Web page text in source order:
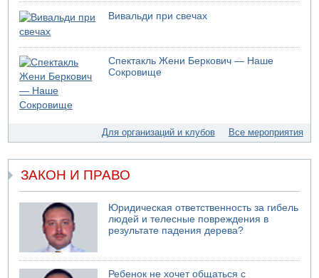
БАГАЦ отказался заморозить лишение налоговых льгот
для уклонистов-харедим
В Иерусалиме водитель врезался в забор и серьезно
пострадал
07.08.2026 13:47
Ливанская армия сообщила о ранении солдата
Моджтаба Хаменеи в плохом состоянии
Вивальди при свечах
Спектакль Жени Беркович — Наше
Сокровище
Для организаций и клубов Все мероприятия
ЗАКОН И ПРАВО
Юридическая ответственность за гибель
людей и телесные повреждения в
результате падения дерева?
Ребенок не хочет общаться с